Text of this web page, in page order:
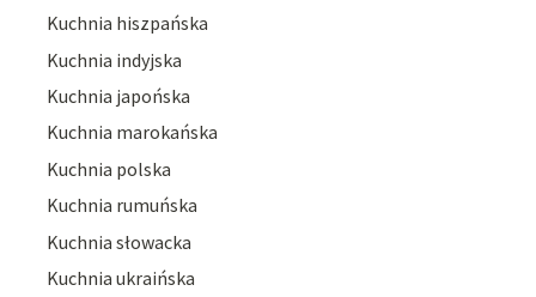
Kuchnia hiszpańska
Kuchnia indyjska
Kuchnia japońska
Kuchnia marokańska
Kuchnia polska
Kuchnia rumuńska
Kuchnia słowacka
Kuchnia ukraińska